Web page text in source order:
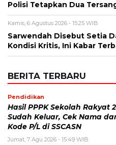
Polisi Tetapkan Dua
Kamis, 6 Agustus 2026 - 15:25 WIB
Sarwendah Disebut Setia
Kondisi Kritis, Ini Kabar
BERITA TERBARU
Pendidikan
Hasil PPPK Sekolah Rakyat
Sudah Keluar, Cek Nama
Kode P/L di SSCASN
Jumat, 7 Agu 2026 - 15:49 WIB